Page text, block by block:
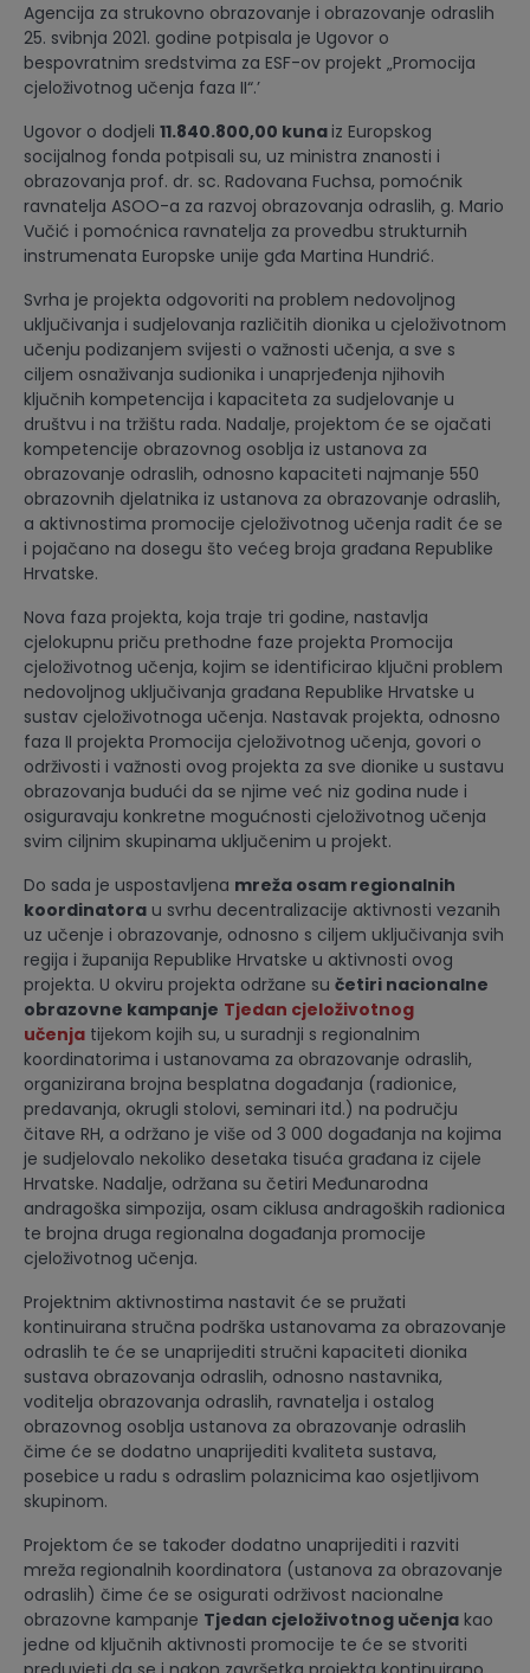
Agencija za strukovno obrazovanje i obrazovanje odraslih
25. svibnja 2021. godine potpisala je Ugovor o
bespovratnim sredstvima za ESF-ov projekt „Promocija
cjeloživotnog učenja faza II“.’
Ugovor o dodjeli 11.840.800,00 kuna iz Europskog
socijalnog fonda potpisali su, uz ministra znanosti i
obrazovanja prof. dr. sc. Radovana Fuchsa, pomoćnik
ravnatelja ASOO-a za razvoj obrazovanja odraslih, g. Mario
Vučić i pomoćnica ravnatelja za provedbu strukturnih
instrumenata Europske unije gđa Martina Hundrić.
Svrha je projekta odgovoriti na problem nedovoljnog
uključivanja i sudjelovanja različitih dionika u cjeloživotnom
učenju podizanjem svijesti o važnosti učenja, a sve s
ciljem osnaživanja sudionika i unaprjeđenja njihovih
ključnih kompetencija i kapaciteta za sudjelovanje u
društvu i na tržištu rada. Nadalje, projektom će se ojačati
kompetencije obrazovnog osoblja iz ustanova za
obrazovanje odraslih, odnosno kapaciteti najmanje 550
obrazovnih djelatnika iz ustanova za obrazovanje odraslih,
a aktivnostima promocije cjeloživotnog učenja radit će se
i pojačano na dosegu što većeg broja građana Republike
Hrvatske.
Nova faza projekta, koja traje tri godine, nastavlja
cjelokupnu priču prethodne faze projekta Promocija
cjeloživotnog učenja, kojim se identificirao ključni problem
nedovoljnog uključivanja građana Republike Hrvatske u
sustav cjeloživotnoga učenja. Nastavak projekta, odnosno
faza II projekta Promocija cjeloživotnog učenja, govori o
održivosti i važnosti ovog projekta za sve dionike u sustavu
obrazovanja budući da se njime već niz godina nude i
osiguravaju konkretne mogućnosti cjeloživotnog učenja
svim ciljnim skupinama uključenim u projekt.
Do sada je uspostavljena mreža osam regionalnih
koordinatora u svrhu decentralizacije aktivnosti vezanih
uz učenje i obrazovanje, odnosno s ciljem uključivanja svih
regija i županija Republike Hrvatske u aktivnosti ovog
projekta. U okviru projekta održane su četiri nacionalne
obrazovne kampanje Tjedan cjeloživotnog
učenja tijekom kojih su, u suradnji s regionalnim
koordinatorima i ustanovama za obrazovanje odraslih,
organizirana brojna besplatna događanja (radionice,
predavanja, okrugli stolovi, seminari itd.) na području
čitave RH, a održano je više od 3 000 događanja na kojima
je sudjelovalo nekoliko desetaka tisuća građana iz cijele
Hrvatske. Nadalje, održana su četiri Međunarodna
andragoška simpozija, osam ciklusa andragoških radionica
te brojna druga regionalna događanja promocije
cjeloživotnog učenja.
Projektnim aktivnostima nastavit će se pružati
kontinuirana stručna podrška ustanovama za obrazovanje
odraslih te će se unaprijediti stručni kapaciteti dionika
sustava obrazovanja odraslih, odnosno nastavnika,
voditelja obrazovanja odraslih, ravnatelja i ostalog
obrazovnog osoblja ustanova za obrazovanje odraslih
čime će se dodatno unaprijediti kvaliteta sustava,
posebice u radu s odraslim polaznicima kao osjetljivom
skupinom.
Projektom će se također dodatno unaprijediti i razviti
mreža regionalnih koordinatora (ustanova za obrazovanje
odraslih) čime će se osigurati održivost nacionalne
obrazovne kampanje Tjedan cjeloživotnog učenja kao
jedne od ključnih aktivnosti promocije te će se stvoriti